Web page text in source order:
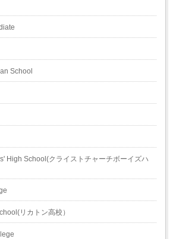
School
High School(クライストチャーチボーイズハ
リカトン高校）